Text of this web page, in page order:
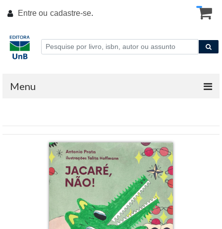
Entre ou cadastre-se.
Menu